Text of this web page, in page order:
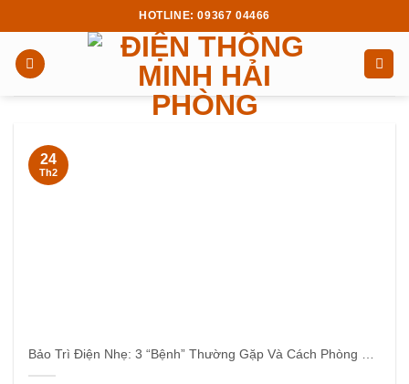
to
content
HOTLINE: 09367 04466
24
Th2